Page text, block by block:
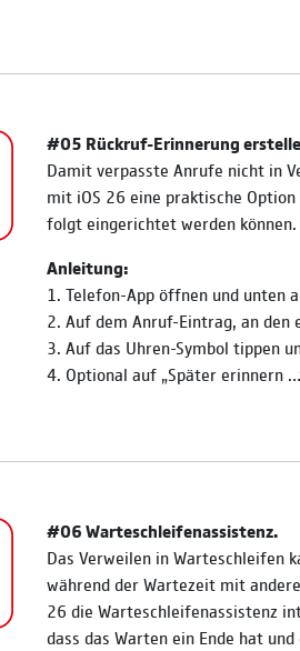
#05 Rückruf-Erinnerung
Damit verpasste Anrufe nicht in
mit iOS 26 eine praktische
folgt eingerichtet werden können.
Anleitung:
1. Telefon-App öffnen und unten
2. Auf dem Anruf-Eintrag, an
3. Auf das Uhren-Symbol tippen
4. Optional auf „Später erinnern
#06 Warteschleifenassistenz.
Das Verweilen in Warteschleifen
während der Wartezeit mit
26 die Warteschleifenassistenz
dass das Warten ein Ende hat